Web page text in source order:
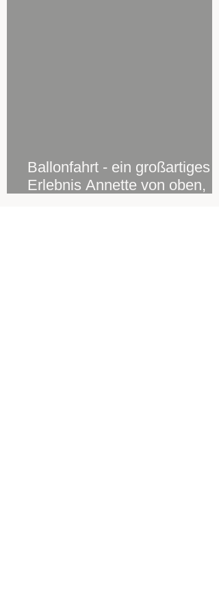
Ballonfahrt - ein großartiges
Erlebnis Annette von oben,